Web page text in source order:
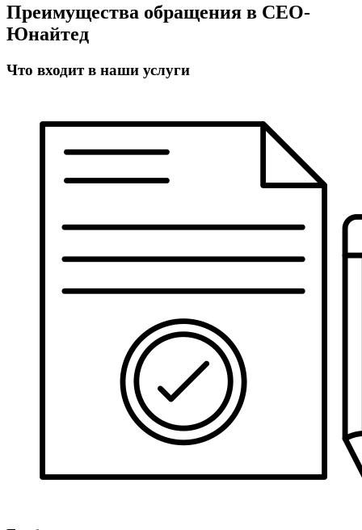
Преимущества обращения в СЕО-
Юнайтед
Что входит в наши услуги